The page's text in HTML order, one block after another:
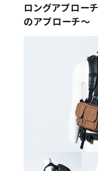
ロングアプロー
のアプローチ〜